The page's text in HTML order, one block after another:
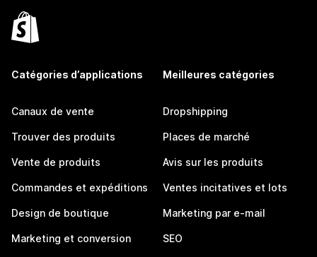
Catégories d’applications
Canaux de vente
Trouver des produits
Vente de produits
Commandes et expéditions
Design de boutique
Marketing et conversion
Meilleures catégories
Dropshipping
Places de marché
Avis sur les produits
Ventes incitatives et lots
Marketing par e-mail
SEO